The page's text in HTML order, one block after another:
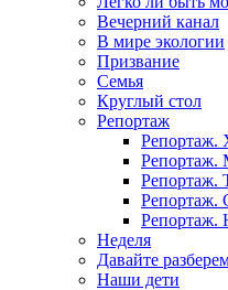
Вечерний канал
В мире экологии
Призвание
Семья
Круглый стол
Репортаж
Репортаж.
Репортаж.
Репортаж.
Репортаж.
Репортаж.
Неделя
Давайте
Наши дети